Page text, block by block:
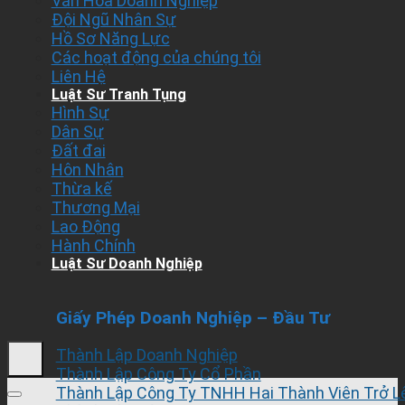
Đội Ngũ Nhân Sự
Hồ Sơ Năng Lực
Các hoạt động của chúng tôi
Liên Hệ
Luật Sư Tranh Tụng
Hình Sự
Dân Sự
Đất đai
Hôn Nhân
Thừa kế
Thương Mại
Lao Động
Hành Chính
Luật Sư Doanh Nghiệp
Giấy Phép Doanh Nghiệp – Đầu Tư
Thành Lập Doanh Nghiệp
Thành Lập Công Ty Cổ Phần
Thành Lập Công Ty TNHH Hai Thành Viên Trở